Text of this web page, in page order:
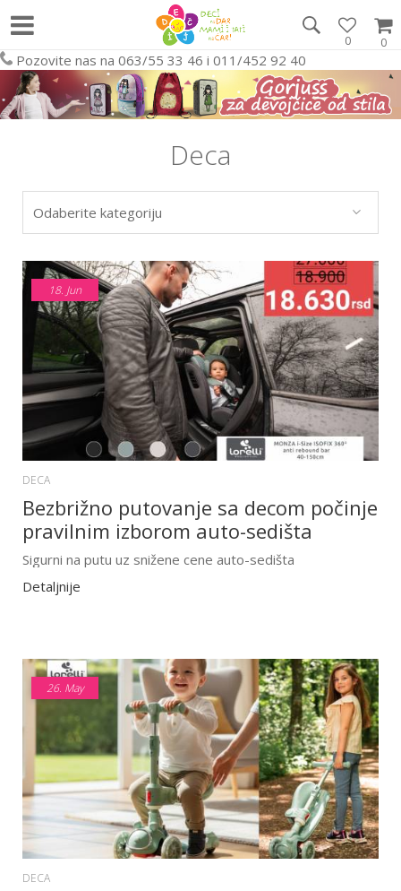
0
0
Pozovite nas na 063/55 33 46 i 011/452 92 40
Deca
18. Jun
DECA
Bezbrižno putovanje sa decom počinje
pravilnim izborom auto-sedišta
Sigurni na putu uz snižene cene auto-sedišta
Detaljnije
26. May
DECA